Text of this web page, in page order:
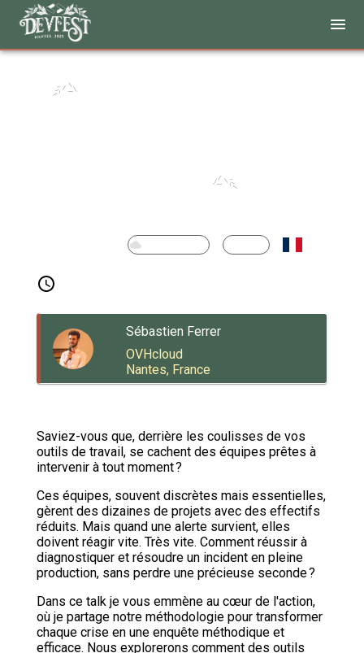
Sébastien Ferrer
OVHcloud
Nantes, France
Saviez-vous que, derrière les coulisses de vos
outils de travail, se cachent des équipes prêtes à
intervenir à tout moment ?
Ces équipes, souvent discrètes mais essentielles,
gèrent des dizaines de projets avec des effectifs
réduits. Mais quand une alerte survient, elles
doivent réagir vite. Très vite. Comment réussir à
diagnostiquer et résoudre un incident en pleine
production, sans perdre une précieuse seconde ?
Dans ce talk je vous emmène au cœur de l'action,
où je partage notre méthodologie pour transformer
chaque crise en une enquête méthodique et
efficace. Nous explorerons comment des outils